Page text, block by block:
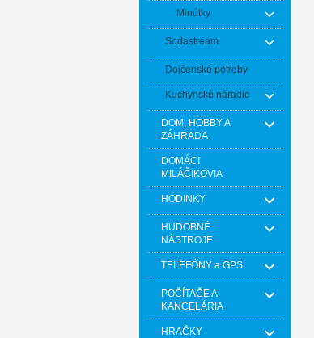
Minútky
Sodastream
Dojčenské potreby
Kuchynské náradie
DOM, HOBBY A
ZÁHRADA
DOMÁCI
MILÁČIKOVIA
HODINKY
HUDOBNÉ
NÁSTROJE
TELEFÓNY a GPS
POČÍTAČE A
KANCELÁRIA
HRAČKY